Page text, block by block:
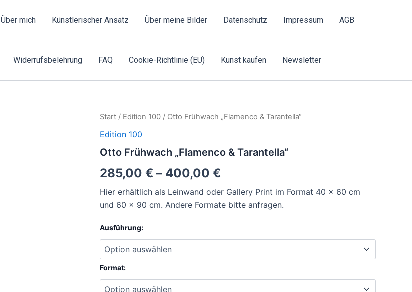
Über mich Künstlerischer Ansatz Über meine Bilder Datenschutz Impressum AGB
Widerrufsbelehrung FAQ Cookie-Richtlinie (EU) Kunst kaufen Newsletter
Start / Edition 100 / Otto Frühwach „Flamenco & Tarantella“
Edition 100
Otto Frühwach „Flamenco & Tarantella“
285,00 € – 400,00 €
Hier erhältlich als Leinwand oder Gallery Print im Format 40 x 60 cm
und 60 x 90 cm. Andere Formate bitte anfragen.
Ausführung:
Format:
Otto
"Flamenco
Tarantella"